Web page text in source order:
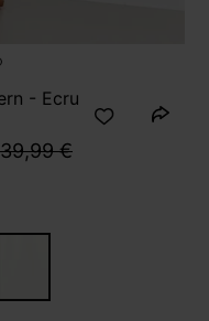
- Ecru
39,99 €